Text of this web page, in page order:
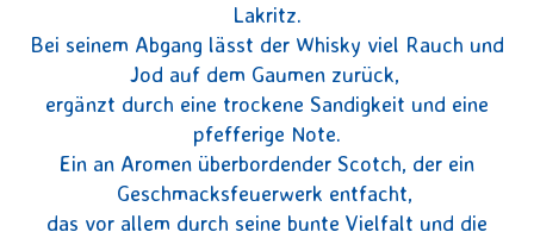
Lakritz.
Bei seinem Abgang lässt der Whisky viel Rauch und
Jod auf dem Gaumen zurück,
ergänzt durch eine trockene Sandigkeit und eine
pfefferige Note.
Ein an Aromen überbordender Scotch, der ein
Geschmacksfeuerwerk entfacht,
das vor allem durch seine bunte Vielfalt und die